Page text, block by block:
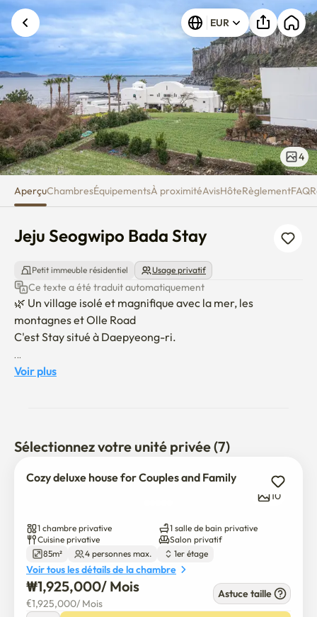
Jeju Seogwipo Bada Stay
EUR
4
AperçuChambresÉquipementsÀ proximitéAvisHôteRèglementFAQ
Jeju Seogwipo Bada Stay
Petit immeuble résidentiel Usage privatif
Ce texte a été traduit automatiquement
🌿 Un village isolé et magnifique avec la mer, les
montagnes et Olle Road
C'est Stay situé à Daepyeong-ri.
On a fini notre relooking avec un nouveau look.
guérison.
• Mer + falaise + montagne Hallasan Vue
• Peut être accompagné d'un chien (des gros chiens sont
• Barbecue disponible
• Yard, stationnement possible dans l'espace libre de
l'autre côté de la rue.
• Dépanneur, laverie à pied 5 minutes
• Articles de toilette fournis, sèche-linge fournis
• Compléter avec des ustensiles de cuisine tels que
Voir plus
Sélectionnez votre unité privée (7)
Cozy deluxe house for Couples and Family
10
1 chambre privative
1 salle de bain privative
Cuisine privative
Salon privatif
85m²
4 personnes max. 1er étage
Voir tous les détails de la chambre
₩1,925,000/ Mois
€1,925,000/ Mois
Astuce taille
Une erreur inconnue est survenue. Veuillez
réessayer.